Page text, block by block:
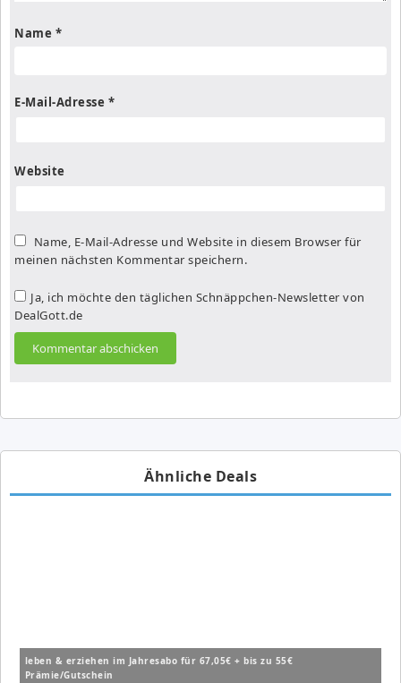
Name *
E-Mail-Adresse *
Website
Name, E-Mail-Adresse und Website in diesem Browser für
meinen nächsten Kommentar speichern.
Ja, ich möchte den täglichen Schnäppchen-Newsletter von
DealGott.de
Ähnliche Deals
leben & erziehen im Jahresabo für 67,05€ + bis zu 55€
Prämie/Gutschein